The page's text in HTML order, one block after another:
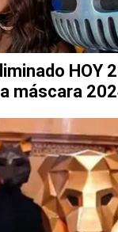
HOY
máscara